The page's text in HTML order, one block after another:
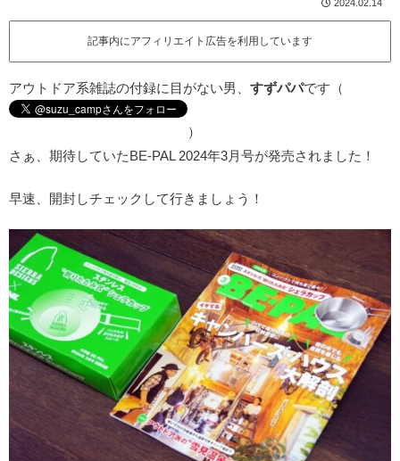
2024.02.14
記事内にアフィリエイト広告を利用しています
アウトドア系雑誌の付録に目がない男、 すずパパです（
）
さぁ、期待していたBE-PAL 2024年3月号が発売されました！
早速、開封しチェックして行きましょう！